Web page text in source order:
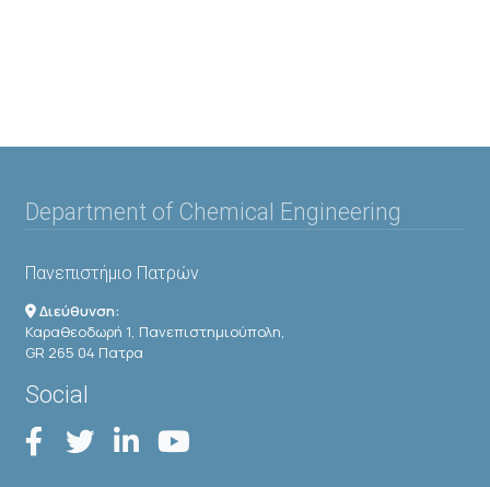
Department of Chemical Engineering
Πανεπιστήμιο Πατρών
Διεύθυνση:
Καραθεοδωρή 1, Πανεπιστημιούπολη,
GR 265 04 Πατρα
Social